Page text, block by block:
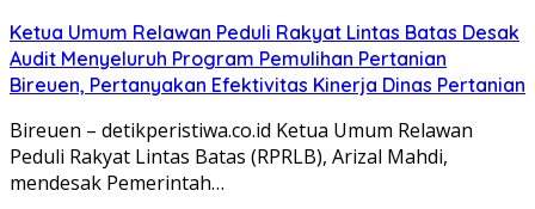
Ketua Umum Relawan Peduli Rakyat Lintas Batas Desak
Audit Menyeluruh Program Pemulihan Pertanian
Bireuen, Pertanyakan Efektivitas Kinerja Dinas Pertanian
Bireuen – detikperistiwa.co.id Ketua Umum Relawan
Peduli Rakyat Lintas Batas (RPRLB), Arizal Mahdi,
mendesak Pemerintah…